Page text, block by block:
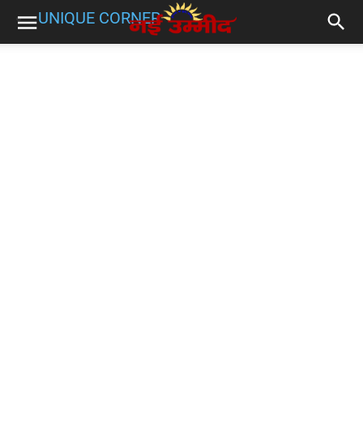
UNIQUE CORNER